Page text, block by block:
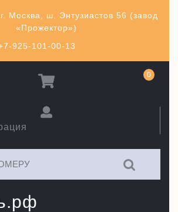
925-101-00-13
г. Москва, ш. Энтузиастов 56 (завод
«Прожектор»)
0